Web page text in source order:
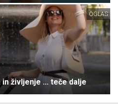
OGLAS
življenje ... teče dalje